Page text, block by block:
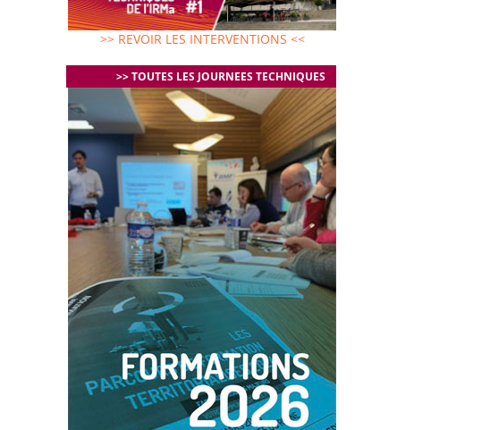
>> REVOIR LES INTERVENTIONS <<
>> TOUTES LES JOURNEES TECHNIQUES